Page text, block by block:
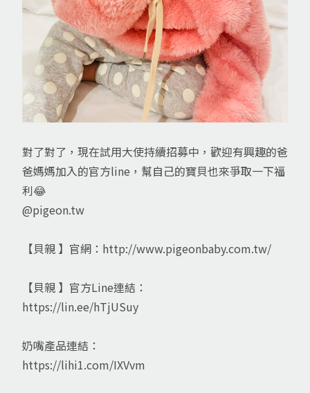
對了對了，現在試用大使持續招募中，歡迎有興趣的爸
爸媽媽加入的官方line，幫自己的寶貝也來爭取一下福
利😂
@pigeon.tw
【貝親 】官網：http://www.pigeonbaby.com.tw/
【貝親 】官方Line連結：
https://lin.ee/hTjUSuy
奶嘴產品連結：
https://lihi1.com/IXVvm